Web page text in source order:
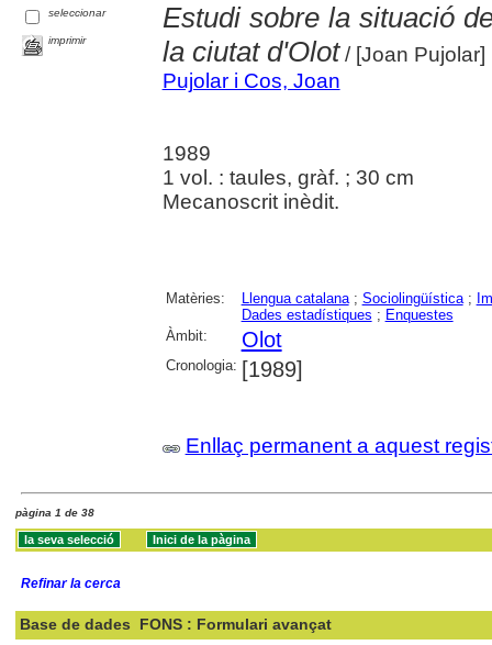
seleccionar
imprimir
Estudi sobre la situació
la ciutat d'Olot/ [Joan Pujolar]
Pujolar i Cos, Joan
1989
1 vol. : taules, gràf. ; 30 cm
Mecanoscrit inèdit.
Matèries: Llengua catalana; Sociolingüística;
Dades estadístiques ; Enquestes
Àmbit:
Olot
Cronologia: [1989]
Enllaç permanent a aquest
pàgina 1 de 38
Refinar la cerca
Base de dades FONS : Formulari avançat